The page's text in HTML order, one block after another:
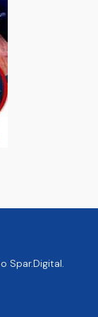
Spar.Digital.